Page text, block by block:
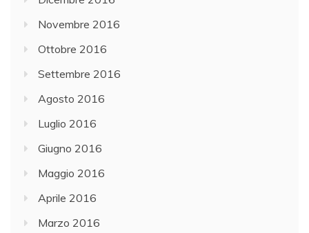
Novembre 2016
Ottobre 2016
Settembre 2016
Agosto 2016
Luglio 2016
Giugno 2016
Maggio 2016
Aprile 2016
Marzo 2016